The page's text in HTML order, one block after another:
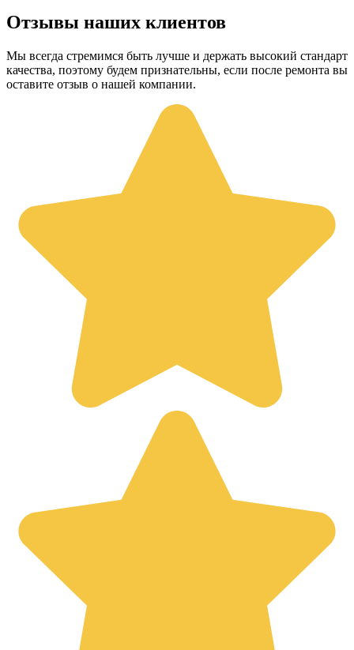
Отзывы наших клиентов
Мы всегда стремимся быть лучше и держать высокий стандарт
качества, поэтому будем признательны, если после ремонта вы
оставите отзыв о нашей компании.